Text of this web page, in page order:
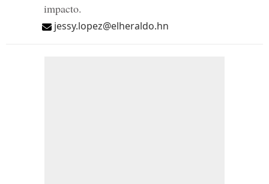
impacto.
jessy.lopez@elheraldo.hn